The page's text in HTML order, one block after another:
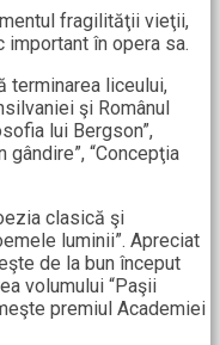
fragilităţii vieţii,
în opera sa.
terminarea liceului,
şi Românul
lui Bergson”,
gândire”, “Concepţia
clasică şi
luminii”. Apreciat
de la bun început
volumului “Paşii
premiul Academiei